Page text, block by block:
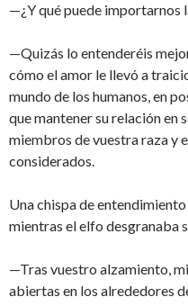
—¿Y qué puede importarnos
—Quizás lo entenderéis
cómo el amor le llevó a
mundo de los humanos, en
que mantener su relación en
miembros de vuestra raza y
considerados.
Una chispa de
mientras el elfo desgranaba
—Tras vuestro alzamiento,
abiertas en los alrededores